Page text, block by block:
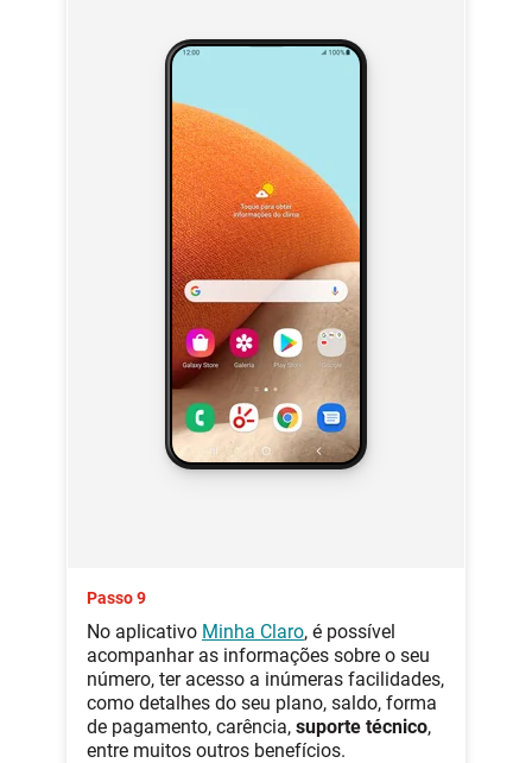
Passo 9
No aplicativo Minha Claro, é possível
acompanhar as informações sobre o seu
número, ter acesso a inúmeras facilidades,
como detalhes do seu plano, saldo, forma
de pagamento, carência, suporte técnico,
entre muitos outros benefícios.